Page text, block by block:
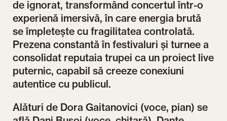
de ignorat, transformând concertul într-o
experienă imersivă, în care energia brută
se împletește cu fragilitatea controlată.
Prezena constantă în festivaluri și turnee a
consolidat reputaia trupei ca un proiect live
puternic, capabil să creeze conexiuni
autentice cu publicul.
Alături de Dora Gaitanovici (voce, pian) se